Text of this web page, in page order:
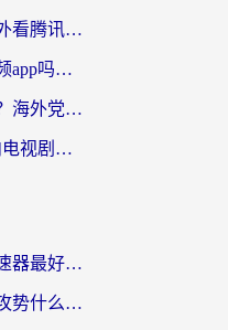
海外党必看：如何在海外看腾讯体育？解决赛事直播地区限制的终极指南
在国外可以看国内的视频app吗知乎？海外党亲测有效的追剧加速方案
在国外怎么看球赛不卡？海外党专属体育直播自由指南
在国外用什么app看国内电视剧？3步解决版权限制+卡顿难题
国外失落城堡用什么加速器最好？一份来自老玩家的真实指南
国外打反恐精英：全球攻势什么加速器好用？2026海外玩家国服游戏加速终极指南